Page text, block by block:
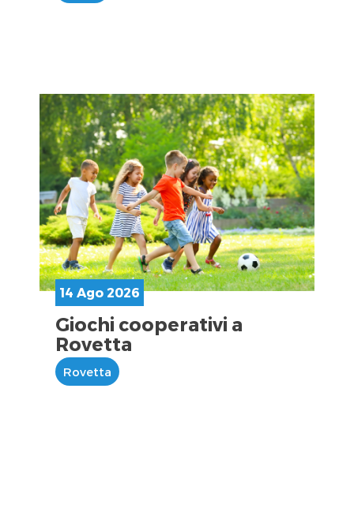
14 Ago 2026
Giochi cooperativi a
Rovetta
Rovetta